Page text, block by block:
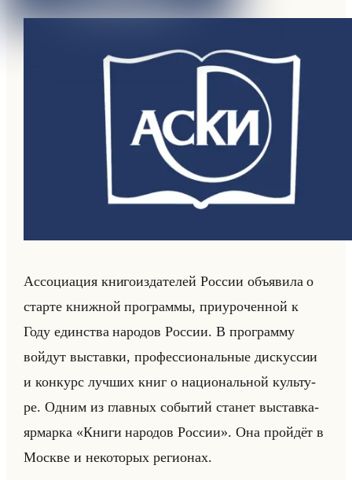
Ас­со­ци­ация кни­го­из­да­те­лей Рос­сии объяви­ла о
стар­те книж­ной про­грам­мы, при­уро­чен­ной к
Году един­ства на­ро­дов Рос­сии. В про­грам­му
войдут вы­став­ки, про­фес­си­ональные дис­кус­сии
и кон­курс луч­ших книг о на­ци­ональной культу­
ре. Одним из глав­ных со­бы­тий ста­нет вы­став­ка-
яр­мар­ка «Книги народов России». Она пройдёт в
Москве и неко­то­рых ре­ги­онах.